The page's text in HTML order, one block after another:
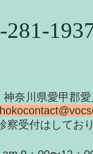
神奈川県愛甲郡
察受付はしてお